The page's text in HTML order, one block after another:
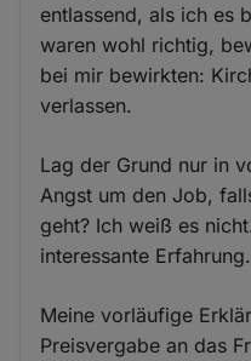
entlassend, als ich es
waren wohl richtig,
bei mir bewirkten:
verlassen.
Lag der Grund nur in
Angst um den Job,
geht? Ich weiß es
interessante Erfahrung.
Meine vorläufige
Preisvergabe an das